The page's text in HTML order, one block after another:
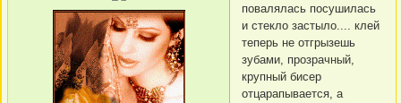
повалялась посушилась
и стекло застыло.... клей
теперь не отгрызешь
зубами, прозрачный,
крупный бисер
отцарапывается, а